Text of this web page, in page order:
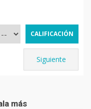
Siguiente
más